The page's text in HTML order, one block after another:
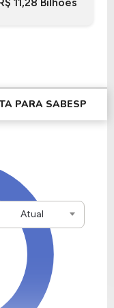
a empresa
2,17 e nos
PARA SABESP
Atual